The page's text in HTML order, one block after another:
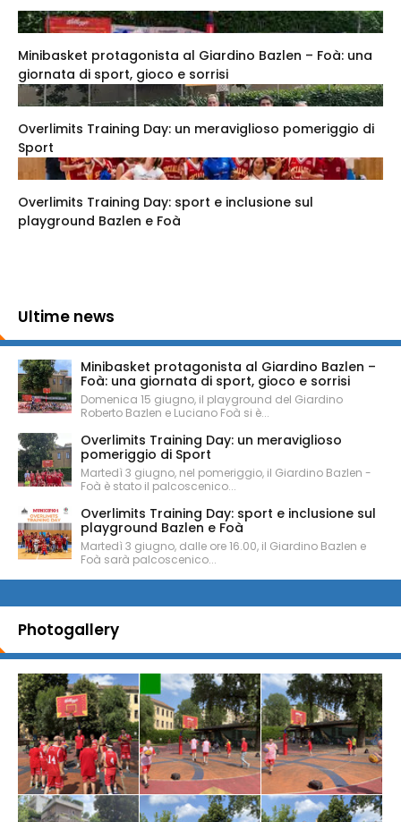
Minibasket protagonista al Giardino Bazlen – Foà: una
giornata di sport, gioco e sorrisi
Overlimits Training Day: un meraviglioso pomeriggio di
Sport
Overlimits Training Day: sport e inclusione sul
playground Bazlen e Foà
Ultime news
Minibasket protagonista al Giardino Bazlen –
Foà: una giornata di sport, gioco e sorrisi
Domenica 15 giugno, il playground del Giardino
Roberto Bazlen e Luciano Foà si è...
Overlimits Training Day: un meraviglioso
pomeriggio di Sport
Martedì 3 giugno, nel pomeriggio, il Giardino Bazlen -
Foà è stato il palcoscenico...
Overlimits Training Day: sport e inclusione sul
playground Bazlen e Foà
Martedì 3 giugno, dalle ore 16.00, il Giardino Bazlen e
Foà sarà palcoscenico...
Photogallery